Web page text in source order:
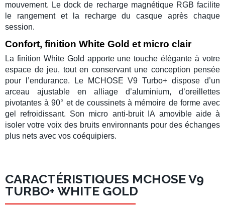
mouvement. Ledock de recharge magnétiqueRGB facilite
le rangement et la recharge du casque après chaque
session.
Confort, finition White Gold et micro clair
La finition White Gold apporte une touche élégante à votre
espace de jeu, tout en conservant une conception pensée
pour l’endurance. Le MCHOSE V9 Turbo+ dispose d’un
arceau ajustable en alliage d’aluminium, d’oreillettes
pivotantes à 90° et de coussinets à mémoire de forme avec
gel refroidissant. Son micro anti-bruit IA amovible aide à
isoler votre voix des bruits environnants pour des échanges
plus nets avec vos coéquipiers.
CARACTÉRISTIQUES MCHOSE V9
TURBO+ WHITE GOLD